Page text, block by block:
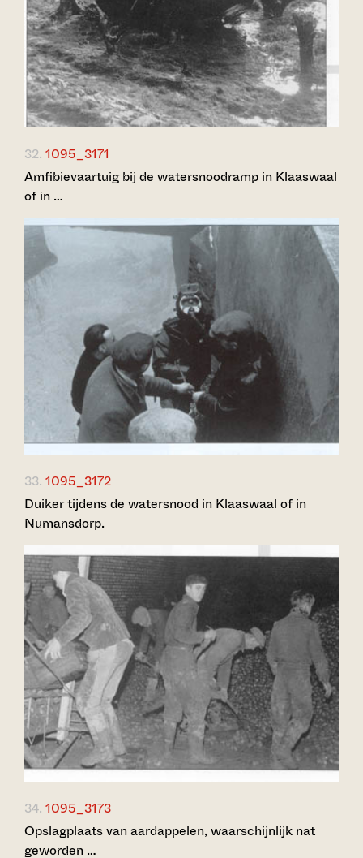
32. 1095_3171
Amfibievaartuig bij de watersnoodramp in Klaaswaal
of in …
33. 1095_3172
Duiker tijdens de watersnood in Klaaswaal of in
Numansdorp.
34. 1095_3173
Opslagplaats van aardappelen, waarschijnlijk nat
geworden …